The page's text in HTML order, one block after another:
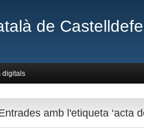
de
digitals
amb l'etiqueta ‘acta